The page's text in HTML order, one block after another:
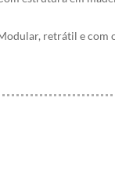
retrátil e